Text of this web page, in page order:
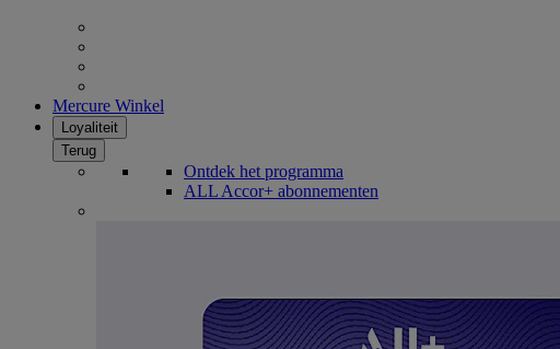
Mercure Winkel
Loyaliteit
Terug
Ontdek het programma
ALL Accor+ abonnementen